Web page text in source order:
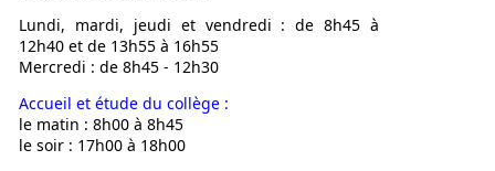
Lundi, mardi, jeudi et vendredi : de 8h45 à
12h40 et de 13h55 à 16h55
Mercredi : de 8h45 - 12h30
Accueil et étude du collège :
le matin : 8h00 à 8h45
le soir : 17h00 à 18h00